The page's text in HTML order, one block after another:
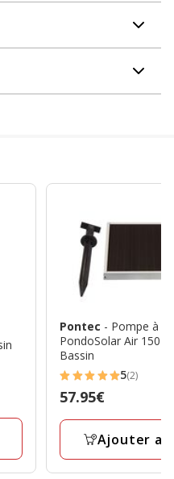
Pontec - Pompe à
PondoSolar Air 150
Bassin
5
étoiles
avec
avis
5(2)
Prix
57.95€
57.95€
Ajouter